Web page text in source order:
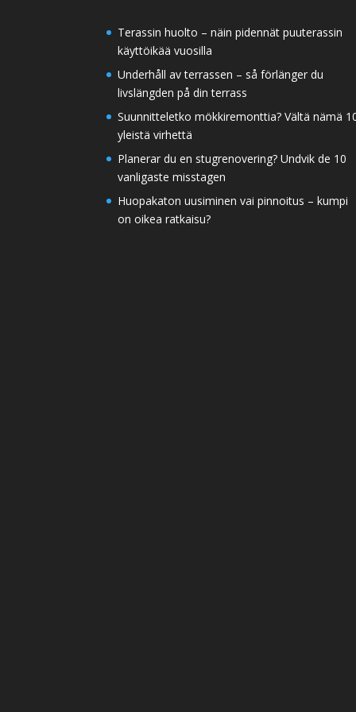
Terassin huolto – näin pidennät puuterassin
käyttöikää vuosilla
Underhåll av terrassen – så förlänger du
livslängden på din terrass
Suunnitteletko mökkiremonttia? Vältä nämä
yleistä virhettä
Planerar du en stugrenovering? Undvik de 10
vanligaste misstagen
Huopakaton uusiminen vai pinnoitus – kumpi
on oikea ratkaisu?